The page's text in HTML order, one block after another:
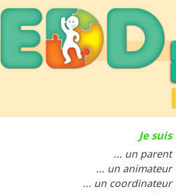
Je suis
... un parent
... un animateur
... un coordinateur